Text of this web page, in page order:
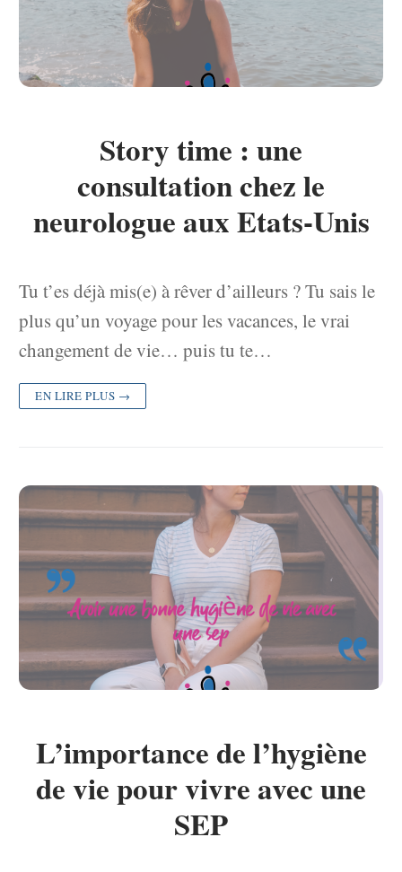
Story time : une
consultation chez le
neurologue aux Etats-Unis
Tu t’es déjà mis(e) à rêver d’ailleurs ? Tu sais le
plus qu’un voyage pour les vacances, le vrai
changement de vie… puis tu te…
EN LIRE PLUS →
L’importance de l’hygiène
de vie pour vivre avec une
SEP